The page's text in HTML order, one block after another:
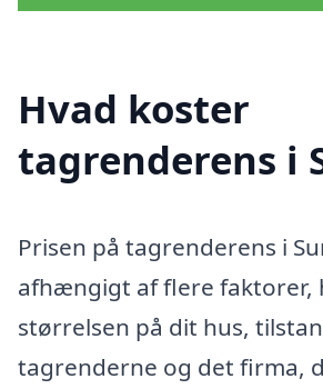
Hvad koster
tagrenderens i
Prisen på tagrenderens i
afhængigt af flere faktorer,
størrelsen på dit hus,
tagrenderne og det firma,